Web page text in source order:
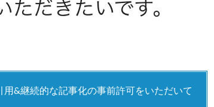
&継続的な記事化の事前許可をいただいて